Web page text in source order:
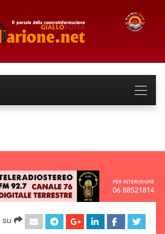
su